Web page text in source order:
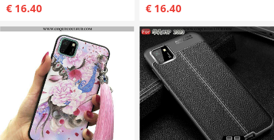
€ 16.40 € 16.40